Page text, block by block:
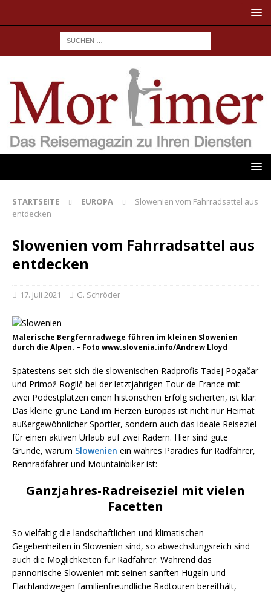
STARTSEITE EUROPA
Slowenien vom Fahrradsattel aus
entdecken
Slowenien vom Fahrradsattel aus
entdecken
17. Juli 2021 G. Schröder
Malerische Bergfernradwege führen im kleinen Slowenien
durch die Alpen. – Foto www.slovenia.info/Andrew Lloyd
Spätestens seit sich die slowenischen Radprofis Tadej Pogačar
und Primož Roglič bei der letztjährigen Tour de France mit
zwei Podestplätzen einen historischen Erfolg sicherten, ist klar:
Das kleine grüne Land im Herzen Europas ist nicht nur Heimat
außergewöhnlicher Sportler, sondern auch das ideale Reiseziel
für einen aktiven Urlaub auf zwei Rädern. Hier sind gute
Gründe, warum Slowenien ein wahres Paradies für Radfahrer,
Rennradfahrer und Mountainbiker ist:
Ganzjahres-Radreiseziel mit vielen
Facetten
So vielfältig die landschaftlichen und klimatischen
Gegebenheiten in Slowenien sind, so abwechslungsreich sind
auch die Möglichkeiten für Radfahrer. Während das
pannonische Slowenien mit seinen sanften Hügeln und
Flachlandwegen familienfreundliche Radtouren bereithält,